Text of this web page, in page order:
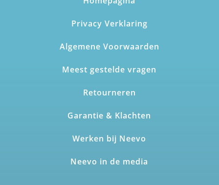
Privacy Verklaring
Algemene Voorwaarden
Meest gestelde vragen
Retourneren
Garantie & Klachten
Werken bij Neevo
Neevo in de media